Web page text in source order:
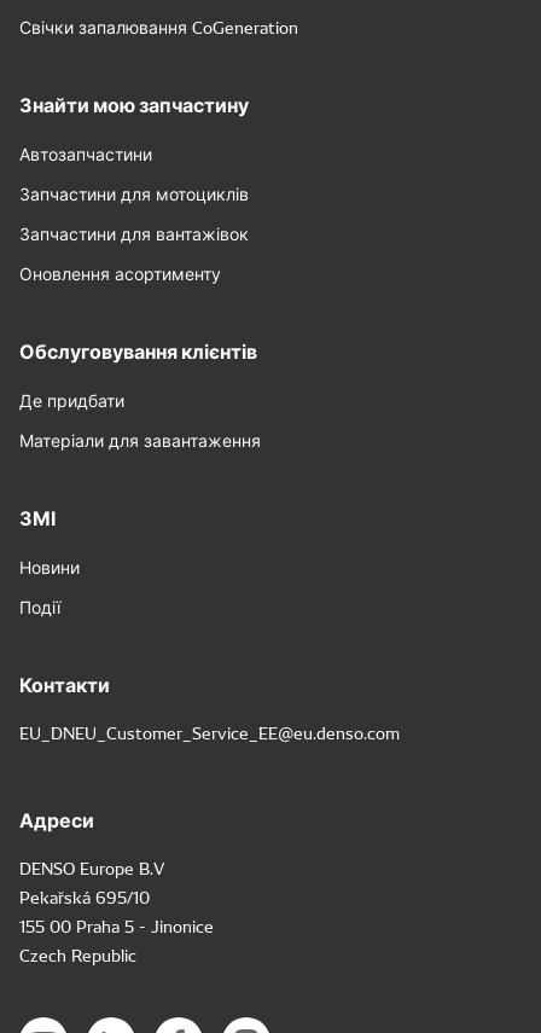
Свічки запалювання CoGeneration
Знайти мою запчастину
Автозапчастини
Запчастини для мотоциклів
Запчастини для вантажівок
Оновлення асортименту
Обслуговування клієнтів
Де придбати
Матеріали для завантаження
ЗМІ
Новини
Події
Контакти
EU_DNEU_Customer_Service_EE@eu.denso.com
Адреси
DENSO Europe B.V
Pekařská 695/10
155 00 Praha 5 - Jinonice
Czech Republic